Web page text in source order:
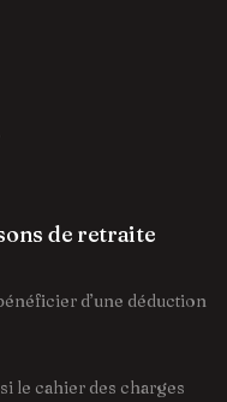
de retraite
d’une déduction
le cahier des charges